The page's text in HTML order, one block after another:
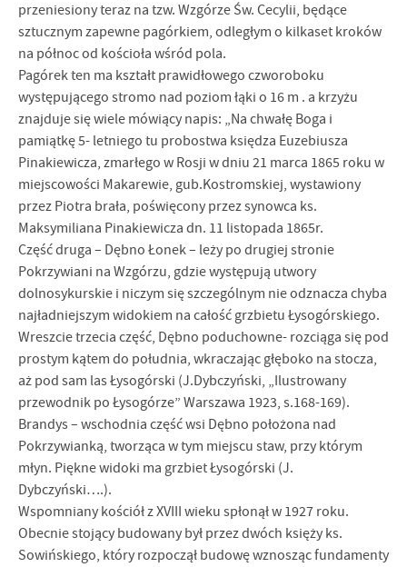
przeniesiony teraz na tzw. Wzgórze Św. Cecylii, będące
sztucznym zapewne pagórkiem, odległym o kilkaset kroków
na północ od kościoła wśród pola.
Pagórek ten ma kształt prawidłowego czworoboku
występującego stromo nad poziom łąki o 16 m . a krzyżu
znajduje się wiele mówiący napis: „Na chwałę Boga i
pamiątkę 5- letniego tu probostwa księdza Euzebiusza
Pinakiewicza, zmarłego w Rosji w dniu 21 marca 1865 roku w
miejscowości Makarewie, gub.Kostromskiej, wystawiony
przez Piotra brała, poświęcony przez synowca ks.
Maksymiliana Pinakiewicza dn. 11 listopada 1865r.
Część druga – Dębno Łonek – leży po drugiej stronie
Pokrzywiani na Wzgórzu, gdzie występują utwory
dolnosykurskie i niczym się szczególnym nie odznacza chyba
najładniejszym widokiem na całość grzbietu Łysogórskiego.
Wreszcie trzecia część, Dębno poduchowne- rozciąga się pod
prostym kątem do południa, wkraczając głęboko na stocza,
aż pod sam las Łysogórski (J.Dybczyński, „Ilustrowany
przewodnik po Łysogórze” Warszawa 1923, s.168-169).
Brandys – wschodnia część wsi Dębno położona nad
Pokrzywianką, tworząca w tym miejscu staw, przy którym
młyn. Piękne widoki ma grzbiet Łysogórski (J.
Dybczyński….).
Wspomniany kościół z XVIII wieku spłonął w 1927 roku.
Obecnie stojący budowany był przez dwóch księży ks.
Sowińskiego, który rozpoczął budowę wznosząc fundamenty